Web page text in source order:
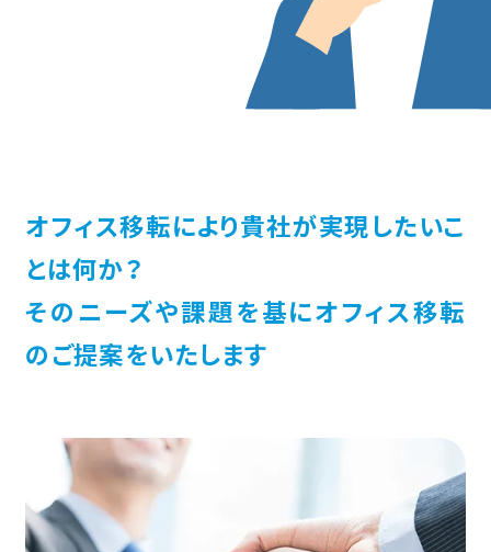
オフィス移転により貴社が実現したいこ
とは何か？
そのニーズや課題を基にオフィス移転
のご提案をいたします